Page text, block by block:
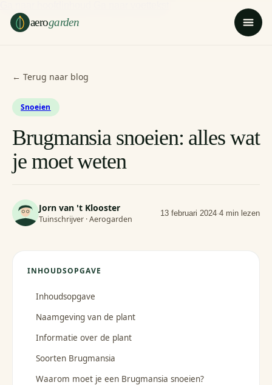
aerogarden
← Terug naar blog
Snoeien
Brugmansia snoeien: alles wat
je moet weten
Jorn van 't Klooster
Tuinschrijver · Aerogarden
13 februari 2024·4 min lezen
INHOUDSOPGAVE
Inhoudsopgave
Naamgeving van de plant
Informatie over de plant
Soorten Brugmansia
Waarom moet je een Brugmansia snoeien?